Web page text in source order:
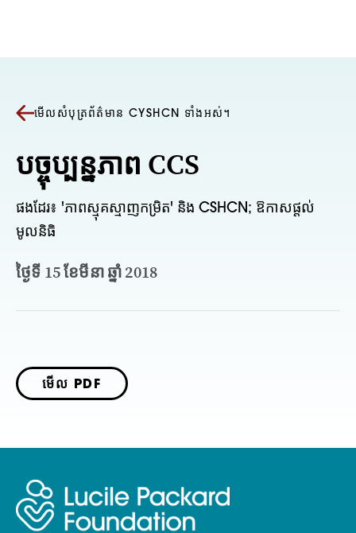
មើលសំបុត្រព័ត៌មាន CYSHCN ទាំងអស់។
បច្ចុប្បន្នភាព CCS
ផងដែរ៖ 'ភាពស្មុគស្មាញកម្រិត' និង CSHCN; ឱកាសផ្តល់
មូលនិធិ
ថ្ងៃទី 15 ខែមីនា ឆ្នាំ 2018
មើល PDF